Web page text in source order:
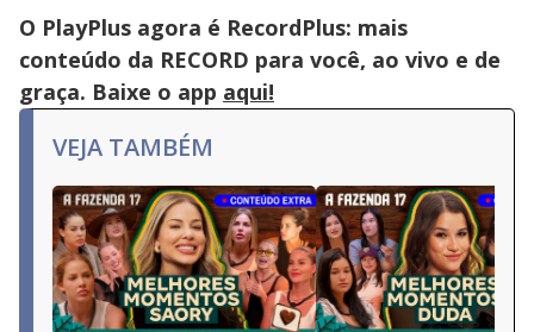
O PlayPlus agora é RecordPlus: mais
conteúdo da RECORD para você, ao vivo e de
graça. Baixe o app aqui!
VEJA TAMBÉM